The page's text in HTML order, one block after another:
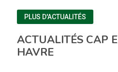
ACTUALITÉS CAP
HAVRE
PLUS D'ACTUALITÉS